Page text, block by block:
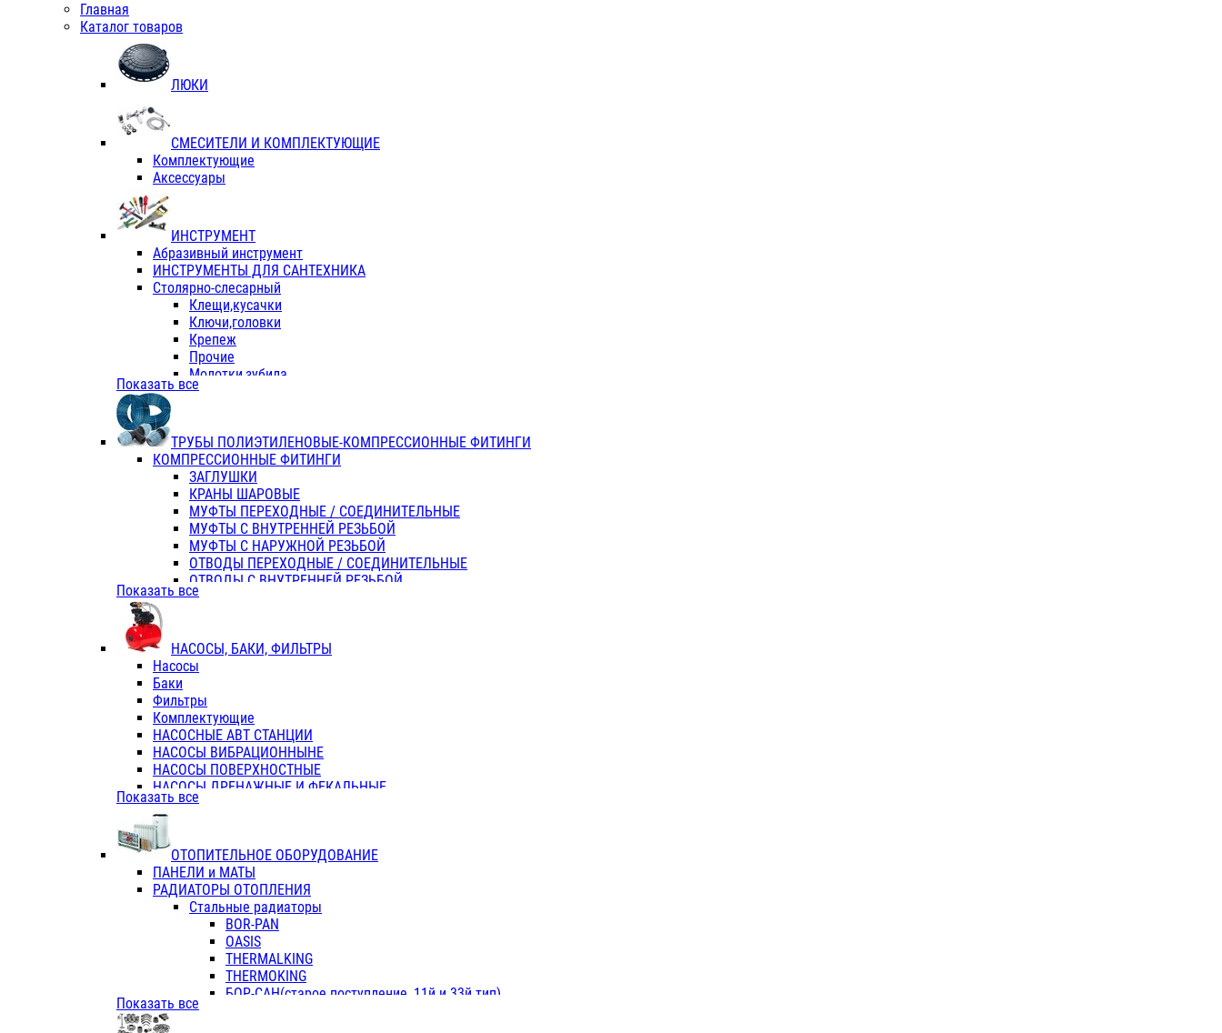
Главная
Каталог товаров
ЛЮКИ
СМЕСИТЕЛИ И КОМПЛЕКТУЮЩИЕ
Комплектующие
Аксессуары
ИНСТРУМЕНТ
Абразивный инструмент
ИНСТРУМЕНТЫ ДЛЯ САНТЕХНИКА
Столярно-слесарный
Клещи,кусачки
Ключи,головки
Крепеж
Прочие
Молотки,зубила
Пассатижи,тонкогубцы,утконосы
Отвертки
Хоз. инвентарь
ЭЛ. ИНСТРУМЕНТ OASIS
Показать все
ТРУБЫ ПОЛИЭТИЛЕНОВЫЕ-КОМПРЕССИОННЫЕ ФИТИНГИ
КОМПРЕССИОННЫЕ ФИТИНГИ
ЗАГЛУШКИ
КРАНЫ ШАРОВЫЕ
МУФТЫ ПЕРЕХОДНЫЕ / СОЕДИНИТЕЛЬНЫЕ
МУФТЫ С ВНУТРЕННЕЙ РЕЗЬБОЙ
МУФТЫ С НАРУЖНОЙ РЕЗЬБОЙ
ОТВОДЫ ПЕРЕХОДНЫЕ / СОЕДИНИТЕЛЬНЫЕ
ОТВОДЫ С ВНУТРЕННЕЙ РЕЗЬБОЙ
ОТВОДЫ С НАРУЖНОЙ РЕЗЬБОЙ
ТРОЙНИКИ ПЕРЕХОДНЫЕ / СОЕДИНИТЕЛЬНЫЕ
ТРОЙНИКИ С ВНУТРЕННЕЙ РЕЗЬБОЙ
КОЛЬЦА РЕЗИНОВЫЕ
ТРУБЫ НАПОРНЫЕ
ТРУБЫ ГОФРИРОВАННЫЕ ДВУХСЛ.
ТРУБЫ ПОЛИЭТИЛЕНОВЫЕ
Показать все
НАСОСЫ, БАКИ, ФИЛЬТРЫ
Насосы
Баки
Фильтры
Комплектующие
НАСОСНЫЕ АВТ СТАНЦИИ
НАСОСЫ ВИБРАЦИОННЫНЕ
НАСОСЫ ПОВЕРХНОСТНЫЕ
НАСОСЫ ДРЕНАЖНЫЕ И ФЕКАЛЬНЫЕ
НАСОСЫ ПОВЫСИТ и ЦИРКУЛЯЦИОННЫЕ
НАСОСЫ СКВАЖИННЫЕ
Показать все
ОТОПИТЕЛЬНОЕ ОБОРУДОВАНИЕ
ПАНЕЛИ и МАТЫ
РАДИАТОРЫ ОТОПЛЕНИЯ
Стальные радиаторы
BOR-PAN
OASIS
THERMALKING
THERMOKING
БОР-САН(старое поступление, 11й и 33й тип)
Показать все